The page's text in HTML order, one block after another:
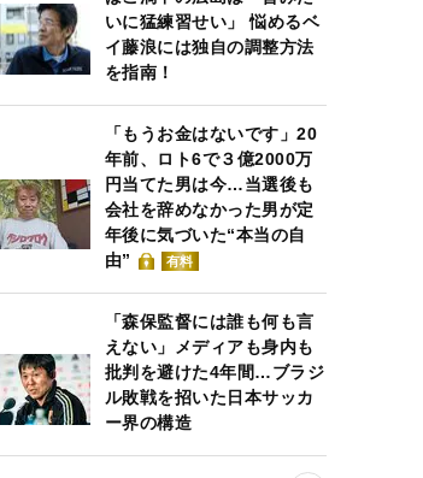
いに猛練習せい」 悩めるベ
イ藤浪には独自の調整方法
を指南！
「もうお金はないです」20
年前、ロト6で３億2000万
円当てた男は今…当選後も
会社を辞めなかった男が定
年後に気づいた“本当の自
由”
有料
「森保監督には誰も何も言
えない」メディアも身内も
批判を避けた4年間…ブラジ
ル敗戦を招いた日本サッカ
ー界の構造